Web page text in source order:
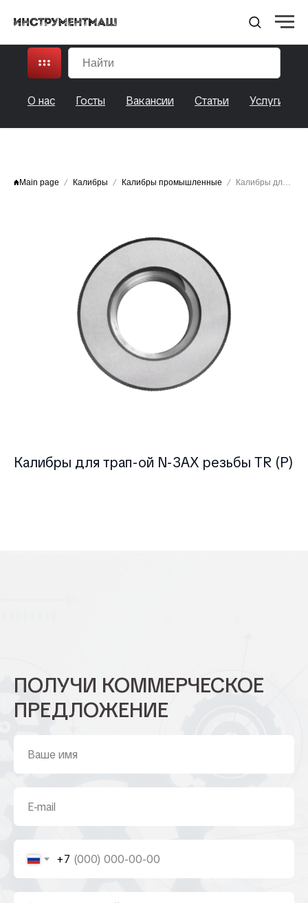
НПО ИНСТРУМЕНТМАШ
О нас Госты Вакансии Статьи Услуги
Main page Калибры Калибры промышленные Калибры для трап-ой N-ЗАХ резьбы TR (P)
Калибры для трап-ой N-ЗАХ резьбы TR (P)
ПОЛУЧИ КОММЕРЧЕСКОЕ
ПРЕДЛОЖЕНИЕ
+7